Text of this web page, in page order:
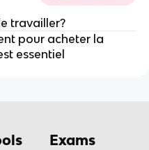
travailler?
pour acheter la
essentiel
Exams